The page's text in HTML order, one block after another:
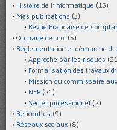
Histoire de l'informatique (15)
Mes publications (3)
Revue Française de
On parle de moi (5)
Réglementation et démarche
Approche par les risques
Formalisation des travaux
Mission du commissaire
NEP (21)
Secret professionnel (2)
Rencontres (9)
Réseaux sociaux (8)